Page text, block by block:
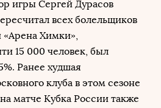
игры Сергей Дурасов
всех болельщиков
«Арена Химки»,
15 000 человек, был
Ранее худшая
клуба в этом сезоне
матче Кубка России также